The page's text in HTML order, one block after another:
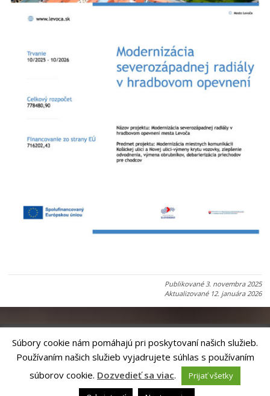
Publikované 3. novembra 2025
Aktualizované 12. januára 2026
RiešenieANTIK SMART CITY
| Technický prevádzkovateľ – MVI
Technology, s.r.o.
Správca webového sídla: Mesto Levoča, Námestie Majstra Pavla 4, 054 01
webmaster@levoca.sk|Vyhlásenie o prístupnosti
Súbory cookie nám pomáhajú pri poskytovaní našich služieb.
Používaním našich služieb vyjadrujete súhlas s používaním
súborov cookie. Dozvedieť sa viac.
Prijať všetky